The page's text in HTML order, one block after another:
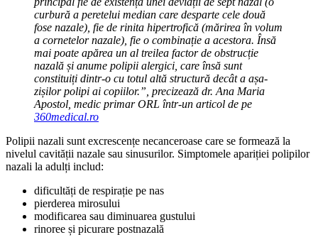
curbură a peretelui median care desparte cele două
fose nazale), fie de rinita hipertrofică (mărirea în volum
a cornetelor nazale), fie o combinație a acestora. Însă
mai poate apărea un al treilea factor de obstrucție
nazală și anume polipii alergici, care însă sunt
constituiți dintr-o cu totul altă structură decât a așa-
zișilor polipi ai copiilor.”, precizează dr. Ana Maria
Apostol, medic primar ORL într-un articol de pe
360medical.ro
Polipii nazali sunt excrescențe necanceroase care se formează la
nivelul cavității nazale sau sinusurilor. Simptomele apariției polipilor
nazali la adulți includ:
dificultăți de respirație pe nas
pierderea mirosului
modificarea sau diminuarea gustului
rinoree și picurare postnazală